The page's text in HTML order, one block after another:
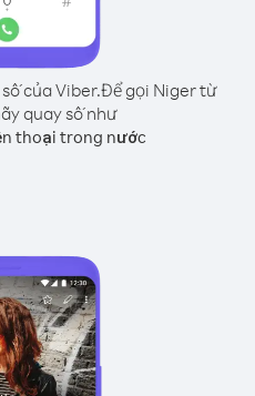
của Viber.Để gọi Niger từ
quay số như
thoại trong nước